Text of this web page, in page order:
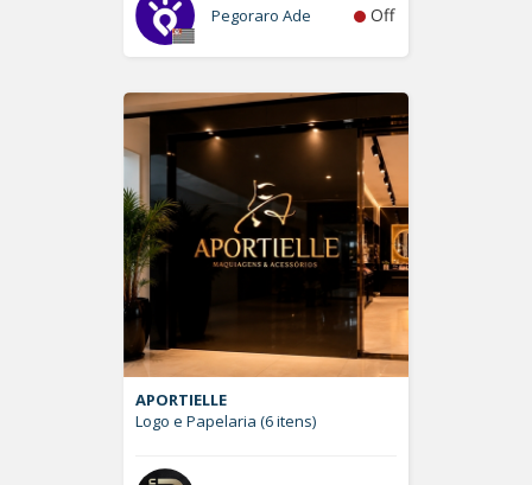
Pegoraro Ade Off
APORTIELLE
Logo e Papelaria (6 itens)